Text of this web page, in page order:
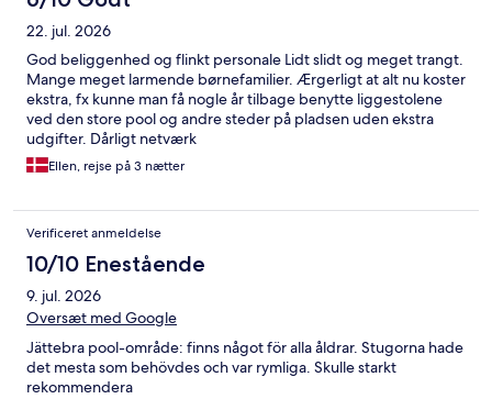
22. jul. 2026
God beliggenhed og flinkt personale Lidt slidt og meget trangt.
Mange meget larmende børnefamilier. Ærgerligt at alt nu koster
ekstra, fx kunne man få nogle år tilbage benytte liggestolene
ved den store pool og andre steder på pladsen uden ekstra
udgifter. Dårligt netværk
Ellen, rejse på 3 nætter
Verificeret anmeldelse
10/10 Enestående
9. jul. 2026
Oversæt med Google
Jättebra pool-område: finns något för alla åldrar. Stugorna hade
det mesta som behövdes och var rymliga. Skulle starkt
rekommendera